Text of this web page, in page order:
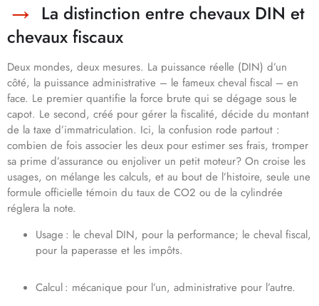
La distinction entre chevaux DIN et
chevaux fiscaux
Deux mondes, deux mesures. La puissance réelle (DIN) d’un
côté, la puissance administrative – le fameux cheval fiscal – en
face. Le premier quantifie la force brute qui se dégage sous le
capot. Le second, créé pour gérer la fiscalité, décide du montant
de la taxe d’immatriculation. Ici, la confusion rode partout :
combien de fois associer les deux pour estimer ses frais, tromper
sa prime d’assurance ou enjoliver un petit moteur? On croise les
usages, on mélange les calculs, et au bout de l’histoire, seule une
formule officielle témoin du taux de CO2 ou de la cylindrée
réglera la note.
Usage : le cheval DIN, pour la performance; le cheval fiscal,
pour la paperasse et les impôts.
Calcul : mécanique pour l’un, administrative pour l’autre.